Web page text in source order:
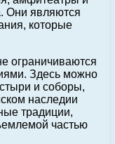
Они являются
которые
ограничиваются
Здесь можно
и соборы,
наследии
традиции,
частью